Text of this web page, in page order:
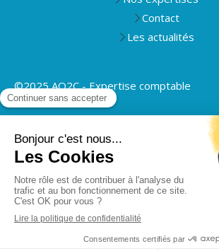
Contact
Les actualités
©2025 AO2C - Expertise comptable
Politique de
Rapport de transparence